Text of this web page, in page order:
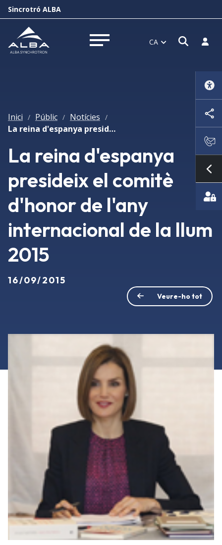
Sincrotró ALBA
Obrir menú CA Obrir
Inici / Públic / Notícies /
La reina d'espanya presideix el comitè d'honor de l'any internacional de la llum 2015
La reina d'espanya
presideix el comitè
d'honor de l'any
internacional de la llum
2015
16/09/2015
Veure-ho tot